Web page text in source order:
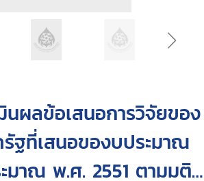
นผลข้อเสนอการวิจัยของ
ฐที่เสนอของบประมาณ
มาณ พ.ศ. 2551 ตามมติ